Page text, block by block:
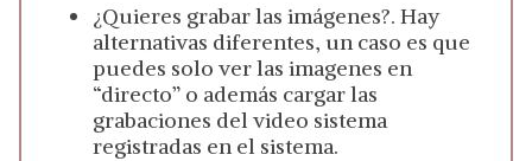
¿Quieres grabar las imágenes?. Hay
alternativas diferentes, un caso es que
puedes solo ver las imagenes en
“directo” o además cargar las
grabaciones del video sistema
registradas en el sistema.